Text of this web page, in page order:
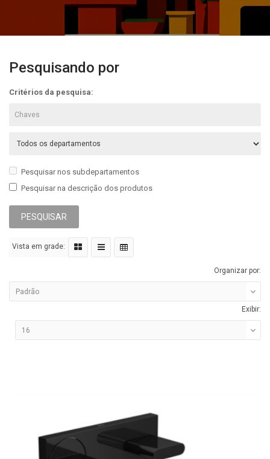
Pesquisando por
Critérios da pesquisa:
Pesquisar nos subdepartamentos
Pesquisar na descrição dos produtos
Vista em grade:
Organizar por:
Exibir: